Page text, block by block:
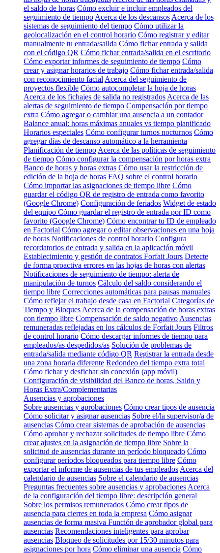
el saldo de horas Cómo excluir e incluir empleados del
seguimiento de tiempo Acerca de los descansos Acerca de los
sistemas de seguimiento del tiempo Cómo utilizar la
geolocalización en el control horario Cómo registrar y editar
manualmente tu entrada/salida Cómo fichar entrada y salida
con el código QR Cómo fichar entrada/salida en el escritorio
Cómo exportar informes de seguimiento de tiempo Cómo
crear y asignar horarios de trabajo Cómo fichar entrada/salida
con reconocimiento facial Acerca del seguimiento de
proyectos flexible Cómo autocompletar la hoja de horas
Acerca de los fichajes de salida no registrados Acerca de las
alertas de seguimiento de tiempo Compensación por tiempo
extra Cómo agregar o cambiar una ausencia a un contador
Balance anual: horas máximas anuales vs tiempo planificado
Horarios especiales Cómo configurar turnos nocturnos Cómo
agregar días de descanso automático a la herramienta
Planificación de tiempo Acerca de las políticas de seguimiento
de tiempo Cómo configurar la compensación por horas extra
Banco de horas y horas extras Cómo usar la restricción de
edición de la hoja de horas FAQ sobre el control horario
Cómo importar las asignaciones de tiempo libre Cómo
guardar el código QR de registro de entrada como favorito
(Google Chrome) Configuración de feriados Widget de estado
del equipo Cómo guardar el registro de entrada por ID como
favorito (Google Chrome) Cómo encontrar tu ID de empleado
en Factorial Cómo agregar o editar observaciones en una hoja
de horas Notificaciones de control horario Configura
recordatorios de entrada y salida en la aplicación móvil
Establecimiento y gestión de contratos Forfait Jours Detecte
de forma proactiva errores en las hojas de horas con alertas
Notificaciones de seguimiento de tiempo: alerta de
manipulación de turnos Cálculo del saldo considerando el
tiempo libre Correcciones automáticas para pausas manuales
Cómo reflejar el trabajo desde casa en Factorial Categorías de
Tiempo y Bloques Acerca de la compensación de horas extras
con tiempo libre Compensación de saldo negativo Ausencias
remuneradas reflejadas en los cálculos de Forfait Jours Filtros
de control horario Cómo descargar informes de tiempo para
empleados/as despedidos/as Solución de problemas de
entrada/salida mediante código QR Registrar la entrada desde
una zona horaria diferente Redondeo del tiempo extra total
Cómo fichar y desfichar sin conexión (app móvil)
Configuración de visibilidad del Banco de horas, Saldo y
Horas Extra/Complementarias
Ausencias y aprobaciones
Sobre ausencias y aprobaciones Cómo crear tipos de ausencia
Cómo solicitar y asignar ausencias Sobre el/la supervisor/a de
ausencias Cómo crear sistemas de aprobación de ausencias
Cómo aprobar y rechazar solicitudes de tiempo libre Cómo
crear ajustes en la asignación de tiempo libre Sobre la
solicitud de ausencias durante un período bloqueado Cómo
configurar períodos bloqueados para tiempo libre Cómo
exportar el informe de ausencias de tus empleados Acerca del
calendario de ausencias Sobre el calendario de ausencias
Preguntas frecuentes sobre ausencias y aprobaciones Acerca
de la configuración del tiempo libre: descripción general
Sobre los permisos remunerados Cómo crear tipos de
ausencia para cierres en toda la empresa Cómo asignar
ausencias de forma masiva Función de aprobador global para
ausencias Recomendaciones inteligentes para aprobar
ausencias Bloqueo de solicitudes por 15/30 minutos para
asignaciones por hora Cómo eliminar una ausencia Cómo